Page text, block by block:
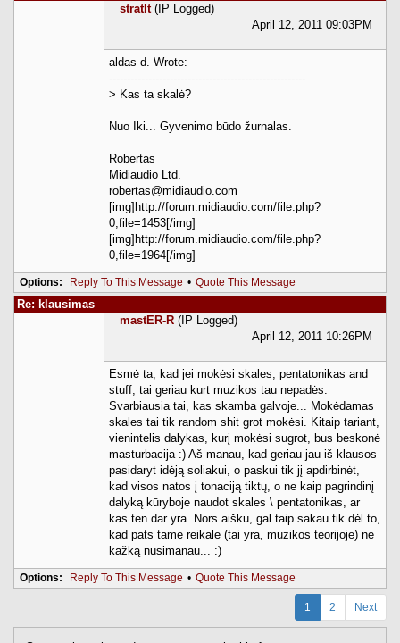
stratlt (IP Logged)
April 12, 2011 09:03PM
aldas d. Wrote:
-------------------------------------------------------
> Kas ta skalė?
Nuo Iki... Gyvenimo būdo žurnalas.
Robertas
Midiaudio Ltd.
robertas@midiaudio.com
[img]http://forum.midiaudio.com/file.php?
0,file=1453[/img]
[img]http://forum.midiaudio.com/file.php?
0,file=1964[/img]
Options: Reply To This Message • Quote This Message
Re: klausimas
mastER-R (IP Logged)
April 12, 2011 10:26PM
Esmė ta, kad jei mokėsi skales, pentatonikas and
stuff, tai geriau kurt muzikos tau nepadės.
Svarbiausia tai, kas skamba galvoje... Mokėdamas
skales tai tik random shit grot mokėsi. Kitaip tariant,
vienintelis dalykas, kurį mokėsi sugrot, bus beskonė
masturbacija :) Aš manau, kad geriau jau iš klausos
pasidaryt idėją soliakui, o paskui tik jį apdirbinėt,
kad visos natos į tonaciją tiktų, o ne kaip pagrindinį
dalyką kūryboje naudot skales \ pentatonikas, ar
kas ten dar yra. Nors aišku, gal taip sakau tik dėl to,
kad pats tame reikale (tai yra, muzikos teorijoje) ne
kažką nusimanau... :)
Options: Reply To This Message • Quote This Message
1 2 Next